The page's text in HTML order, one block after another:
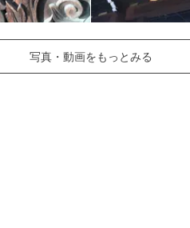
写真・動画をもっとみる